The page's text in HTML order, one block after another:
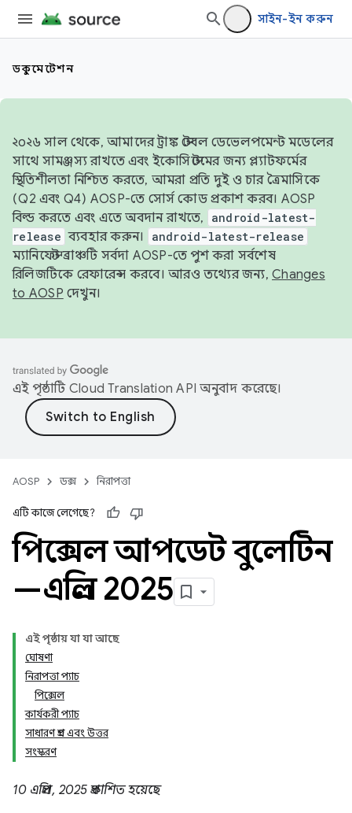
সাইন-ইন করুন
ডকুমেন্টেশন
২০২৬ সাল থেকে, আমাদের ট্রাঙ্ক স্টেবল ডেভেলপমেন্ট মডেলের
সাথে সামঞ্জস্য রাখতে এবং ইকোসিস্টেমের জন্য প্ল্যাটফর্মের
স্থিতিশীলতা নিশ্চিত করতে, আমরা প্রতি দুই ও চার ত্রৈমাসিকে
(Q2 এবং Q4) AOSP-তে সোর্স কোড প্রকাশ করব। AOSP
বিল্ড করতে এবং এতে অবদান রাখতে,
android-latest-
release ব্যবহার করুন। android-latest-release
ম্যানিফেস্ট ব্রাঞ্চটি সর্বদা AOSP-তে পুশ করা সর্বশেষ
রিলিজটিকে রেফারেন্স করবে। আরও তথ্যের জন্য, Changes
to AOSP দেখুন।
এই পৃষ্ঠাটি Cloud Translation API অনুবাদ করেছে।
AOSP ডক্স নিরাপত্তা
এটি কাজে লেগেছে?
পিক্সেল আপডেট বুলেটিন
—এপ্রিল 2025
এই পৃষ্ঠায় যা যা আছে
ঘোষণা
নিরাপত্তা প্যাচ
পিক্সেল
কার্যকরী প্যাচ
সাধারণ প্রশ্ন এবং উত্তর
সংস্করণ
10 এপ্রিল, 2025 প্রকাশিত হয়েছে